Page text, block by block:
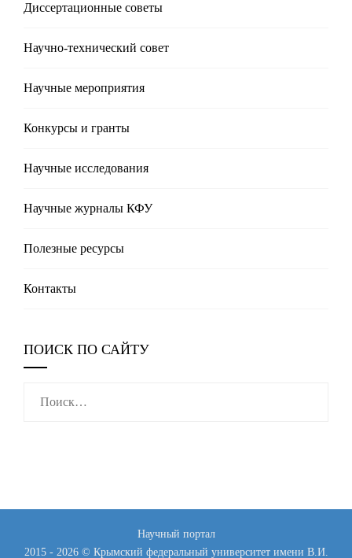
Диссертационные советы
Научно-технический совет
Научные мероприятия
Конкурсы и гранты
Научные исследования
Научные журналы КФУ
Полезные реcурсы
Контакты
ПОИСК ПО САЙТУ
Научный портал
2015 - 2026 © Крымский федеральный университет имени В.И.